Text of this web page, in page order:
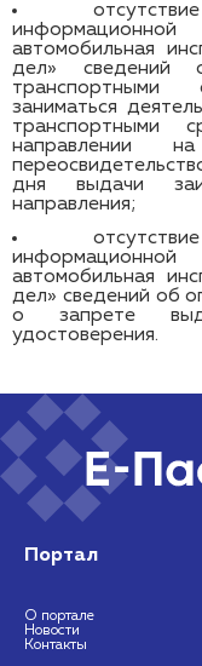
автомобильная
дел» сведений
транспортными
заниматься
транспортными
направлении
дня выдачи
направления;
автомобильная
дел» сведений об
о запрете
удостоверения.
Портал
О портале
Новости
Контакты